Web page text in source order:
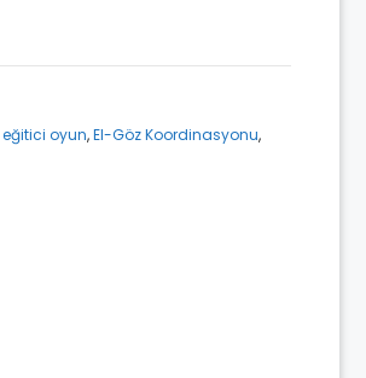
eğitici oyun,El-Göz Koordinasyonu,